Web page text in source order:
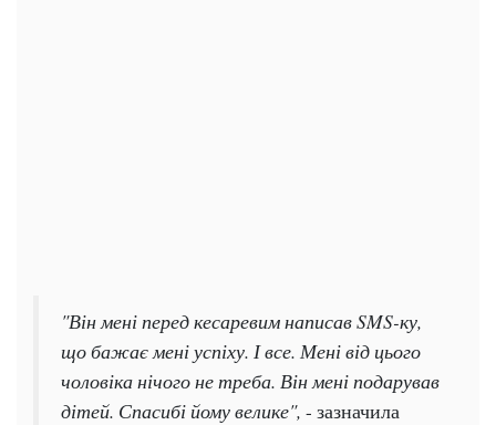
"Він мені перед кесаревим написав SMS-ку,
що бажає мені успіху. І все. Мені від цього
чоловіка нічого не треба. Він мені подарував
дітей. Спасибі йому велике", - зазначила